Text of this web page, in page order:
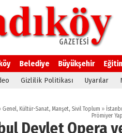
Belediye Büyükşehir
Gizlilik Politikası Uyarılar
Genel, Kültür-Sanat, Manşet, Sivil Toplum »
Prömiyer
Devlet Opera